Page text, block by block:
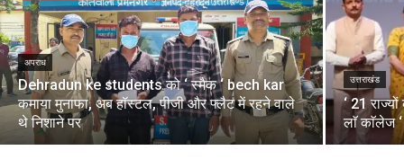
अपराध
Dehradun ke students को ‘ स्मैक ‘ bech kar
कमाया मुनाफा, अब हॉस्टल, पीजी और फ्लैट में रहने वाले
थे निशाने पर
उत्तराखंड
‘ 21
लाॅ काॅलेज